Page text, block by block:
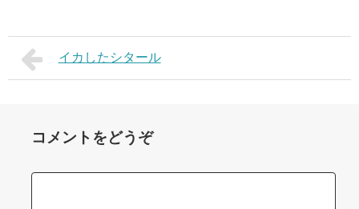
イカしたシタール
コメントをどうぞ